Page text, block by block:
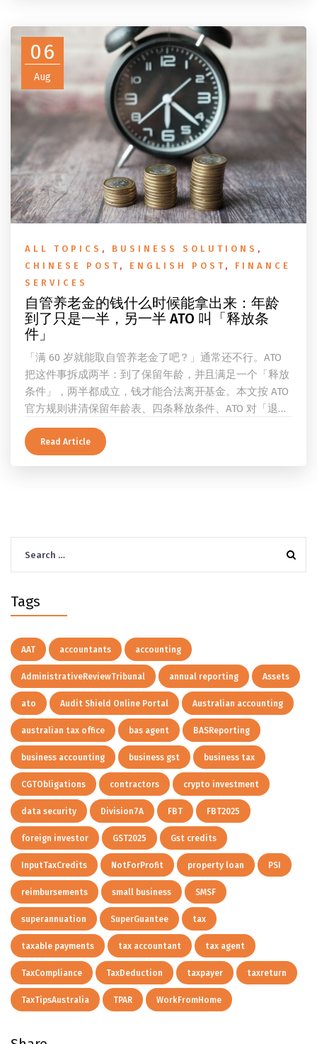
06
Aug
ALL TOPICS , BUSINESS SOLUTIONS ,
CHINESE POST , ENGLISH POST , FINANCE
SERVICES
自管养老金的钱什么时候能拿出来：年龄
到了只是一半，另一半 ATO 叫「释放条
件」
「满 60 岁就能取自管养老金了吧？」通常还不行。ATO
把这件事拆成两半：到了保留年龄，并且满足一个「释放
条件」，两半都成立，钱才能合法离开基金。本文按 ATO
官方规则讲清保留年龄表、四条释放条件、ATO 对「退
休」的两档定义、一次性提取与养老金流的差别、60 岁
及以上的预扣税率，以及提前取钱在成员端与受托人端各
Read Article
for:
Tags
AAT accountants accounting
AdministrativeReviewTribunal annual reporting Assets
ato Audit Shield Online Portal Australian accounting
australian tax office bas agent BASReporting
business accounting business gst business tax
CGTObligations contractors crypto investment
data security Division7A FBT FBT2025
foreign investor GST2025 Gst credits
InputTaxCredits NotForProfit property loan PSI
reimbursements small business SMSF
superannuation SuperGuantee tax
taxable payments tax accountant tax agent
TaxCompliance TaxDeduction taxpayer taxreturn
TaxTipsAustralia TPAR WorkFromHome